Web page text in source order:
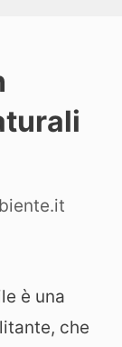
è una
che